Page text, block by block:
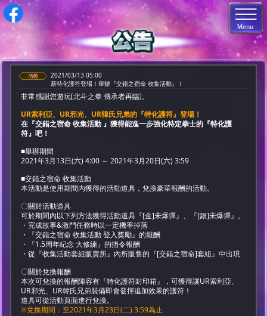
2021/03/13 05:00
新特化護符登場！舉辦『交錯之宿命 收集活動』！
非常感謝您遊玩[北斗之拳 傳承者再臨]。
UR索利亞、UR邪光、UR韓氏兄弟的『特化護符』登場！
在『交錯之宿命 收集活動 』獲得能進一步強化特定拳士的『特化護
符』吧！
■舉辦期間
2021年3月13日(六) 4:00 ～ 2021年3月20日(六) 3:59
■交錯之宿命 收集活動
本活動是使用期間內獲得的活動道具，兌換豪華報酬的活動。
〇關於活動道具
可於期間內以下列方法獲得活動道具『[金]未爆彈』、『[銀]未爆彈』。
・完成故事&激鬥任務時以一定機率掉落
・『交錯之宿命 收集活動 登入獎勵』的報酬
・『1.5周年紀念 大修練』的指令報酬
・從『收集活動套組販賣所』內所販售的『[交錯之宿命]套組』中出現
〇關於兌換報酬
本次可兌換的報酬陣容有『特化護符封印箱』，可獲得讓UR索利亞、
UR邪光、UR韓氏兄弟裝備即會發揮追加效果的護符！
道具可從活動頁面進行兌換。
※兌換期間：至2021年3月23日(二) 3:59為止